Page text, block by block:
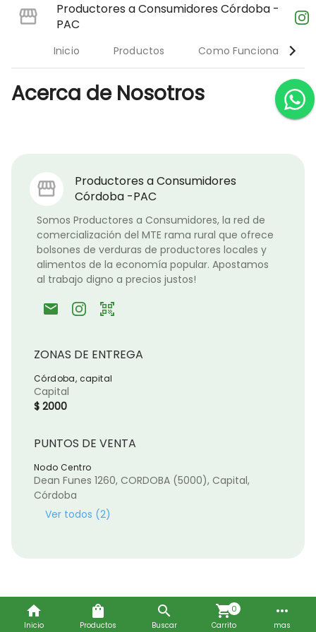
Productores a Consumidores Córdoba -
PAC
Inicio Productos Como Funciona
Acerca de Nosotros
Productores a Consumidores
Córdoba -PAC
Somos Productores a Consumidores, la red de
comercialización del MTE rama rural que ofrece
bolsones de verduras de productores locales y
alimentos de la economía popular. Apostamos
al trabajo digno a precios justos!
email qr_code_scanner
ZONAS DE ENTREGA
Córdoba, capital
Capital
$ 2000
PUNTOS DE VENTA
Nodo Centro
Dean Funes 1260, CORDOBA (5000), Capital,
Córdoba
Ver todos (2)
home
Inicio
shopping_bag
Productos
search
Buscar
shopping_cart0
Carrito
more_horiz
mas